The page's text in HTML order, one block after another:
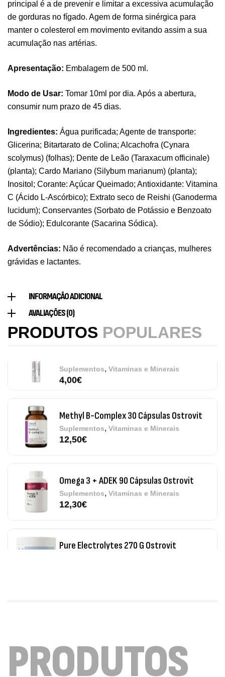
principal é a de prevenir e limitar a excessiva acumulação
de gorduras no fígado. Agem de forma sinérgica para
manter o colesterol em movimento evitando assim a sua
acumulação nas artérias.
Apresentação: Embalagem de 500 ml.
Modo de Usar: Tomar 10ml por dia. Após a abertura,
consumir num prazo de 45 dias.
Ingredientes: Água purificada; Agente de transporte:
Glicerina; Bitartarato de Colina; Alcachofra (Cynara
scolymus) (folhas); Dente de Leão (Taraxacum officinale)
(planta); Cardo Mariano (Silybum marianum) (planta);
Inositol; Corante: Açúcar Queimado; Antioxidante: Vitamina
C (Ácido L-Ascórbico); Extrato seco de Reishi (Ganoderma
lucidum); Conservantes (Sorbato de Potássio e Benzoato
de Sódio); Edulcorante (Sacarina Sódica).
Advertências: Não é recomendado a crianças, mulheres
grávidas e lactantes.
INFORMAÇÃO ADICIONAL
AVALIAÇÕES (0)
PRODUTOS POPULARES
Desporto,Suplementos
7,50€
Triple Magnesium + B6 P-5-P 90 Cápsulas
Ostrovit
Saúde Óssea,Suplementos
9,50€
Vitamin D3 + K2 90 Comprimidos Ostrovit
Saúde Óssea
Magnesium + Potassium 20 Comprimidos
Efervescentes Ostrovit
Suplementos ,Vitaminas e Minerais
Methyl B-Complex 30 Cápsulas Ostrovit
Omega 3 + ADEK 90 Cápsulas Ostrovit
Pure Electrolytes 270 G Ostrovit
Saúde Óssea Suplementos
7,50
PRODUTOS